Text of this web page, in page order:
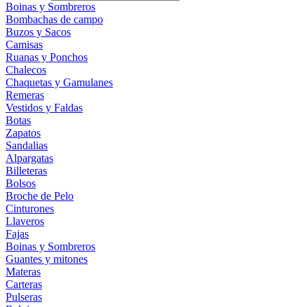
Boinas y Sombreros
Bombachas de campo
Buzos y Sacos
Camisas
Ruanas y Ponchos
Chalecos
Chaquetas y Gamulanes
Remeras
Vestidos y Faldas
Botas
Zapatos
Sandalias
Alpargatas
Billeteras
Bolsos
Broche de Pelo
Cinturones
Llaveros
Fajas
Boinas y Sombreros
Guantes y mitones
Materas
Carteras
Pulseras